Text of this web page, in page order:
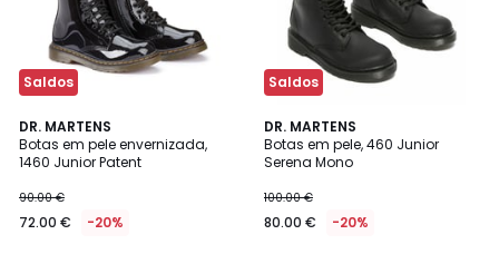
Saldos
DR. MARTENS
Botas em pele envernizada,
1460 Junior Patent
90.00 €
72.00 € -20%
4,7
/ 5
Saldos
DR. MARTENS
Botas em pele, 460 Junior
Serena Mono
100.00 €
80.00 € -20%
4,5
/ 5